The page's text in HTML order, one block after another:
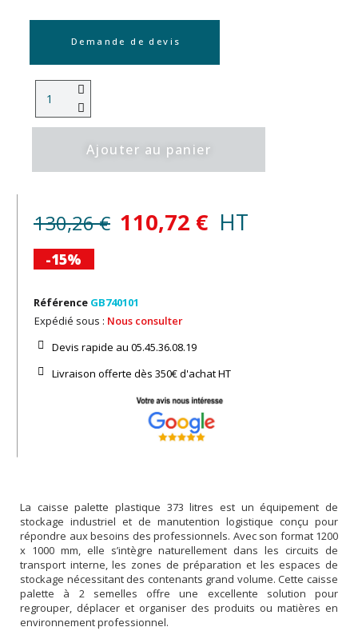
Demande de devis
Ajouter au panier
130,26 € 110,72 € HT
-15%
Référence GB740101
Expédié sous : Nous consulter
Devis rapide au 05.45.36.08.19​
Livraison offerte dès 350€ d'achat​ HT
La caisse palette plastique 373 litres est un équipement de
stockage industriel et de manutention logistique conçu pour
répondre aux besoins des professionnels. Avec son format 1200
x 1000 mm, elle s’intègre naturellement dans les circuits de
transport interne, les zones de préparation et les espaces de
stockage nécessitant des contenants grand volume. Cette caisse
palette à 2 semelles offre une excellente solution pour
regrouper, déplacer et organiser des produits ou matières en
environnement professionnel.